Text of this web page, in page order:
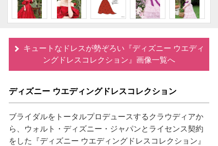
キュートなドレスが勢ぞろい『ディズニー ウエディ
ングドレスコレクション』画像一覧へ
ディズニー ウエディングドレスコレクション
ブライダルをトータルプロデュースするクラウディアか
ら、ウォルト・ディズニー・ジャパンとライセンス契約
をした『ディズニー ウエディングドレスコレクション』